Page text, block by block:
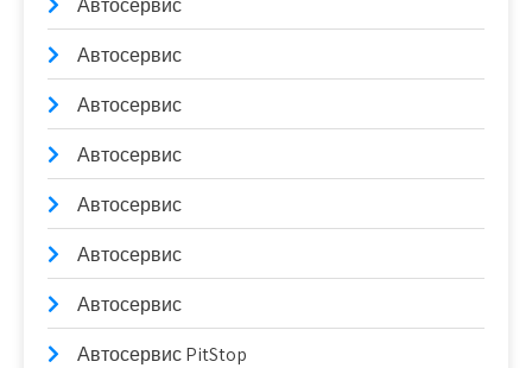
Автосервис
Автосервис
Автосервис
Автосервис
Автосервис
Автосервис
Автосервис
Автосервис PitStop